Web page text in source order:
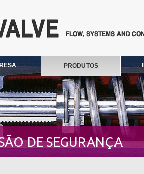
PRODUTOS
DE SEGURANÇA